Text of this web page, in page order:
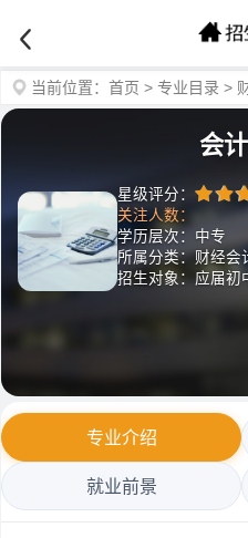
当前位置： 首页 > 专业目录 >
会
星级评分：
关注人数：
学历层次：中专
所属分类：财经会
招生对象：应届初
专业介绍
就业前景